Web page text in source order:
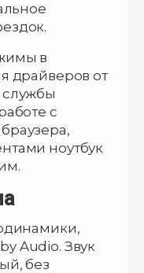
в
драйверов от
службы
с
ноутбук
Audio. Звук
без